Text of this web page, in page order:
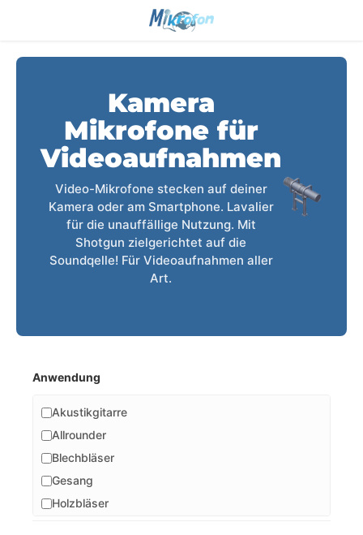
Kamera
Mikrofone für
Videoaufnahmen
Video-Mikrofone stecken auf deiner
Kamera oder am Smartphone. Lavalier
für die unauffällige Nutzung. Mit
Shotgun zielgerichtet auf die
Soundqelle! Für Videoaufnahmen aller
Art.
Anwendung
Akustikgitarre
Allrounder
Blechbläser
Gesang
Holzbläser